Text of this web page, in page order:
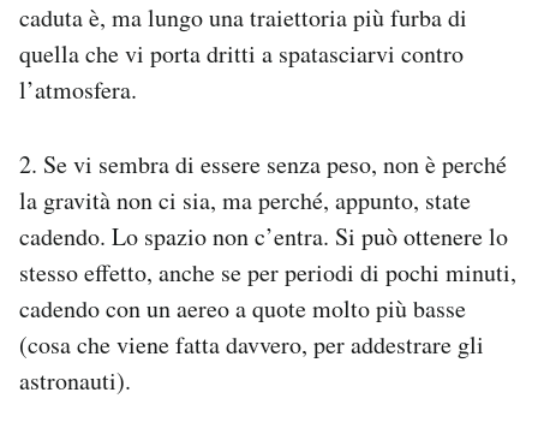
caduta è, ma lungo una traiettoria più furba di
quella che vi porta dritti a spatasciarvi contro
l’atmosfera.
2. Se vi sembra di essere senza peso, non è perché
la gravità non ci sia, ma perché, appunto, state
cadendo. Lo spazio non c’entra. Si può ottenere lo
stesso effetto, anche se per periodi di pochi minuti,
cadendo con un aereo a quote molto più basse
(cosa che viene fatta davvero, per addestrare gli
astronauti).